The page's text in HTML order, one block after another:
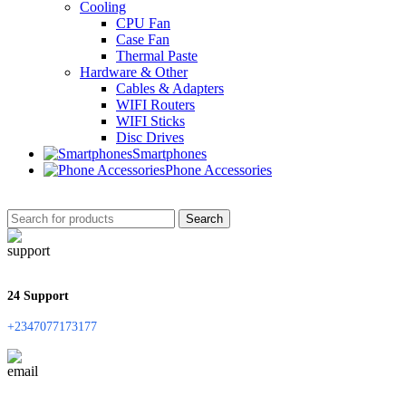
Cooling
CPU Fan
Case Fan
Thermal Paste
Hardware & Other
Cables & Adapters
WIFI Routers
WIFI Sticks
Disc Drives
Smartphones
Phone Accessories
Search
24 Support
+2347077173177